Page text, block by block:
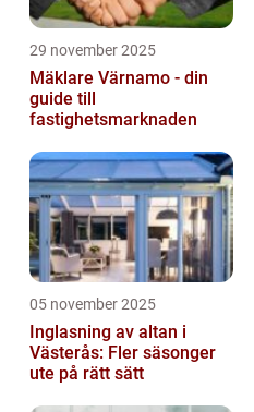
29 november 2025
Mäklare Värnamo - din
guide till
fastighetsmarknaden
05 november 2025
Inglasning av altan i
Västerås: Fler säsonger
ute på rätt sätt